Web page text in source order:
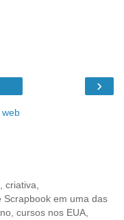
›
criativa,
em uma das
cursos nos EUA,